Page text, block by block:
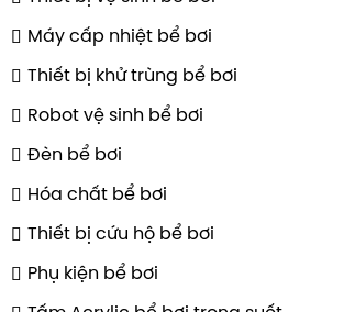
Máy cấp nhiệt bể bơi
Thiết bị khử trùng bể bơi
Robot vệ sinh bể bơi
Đèn bể bơi
Hóa chất bể bơi
Thiết bị cứu hộ bể bơi
Phụ kiện bể bơi